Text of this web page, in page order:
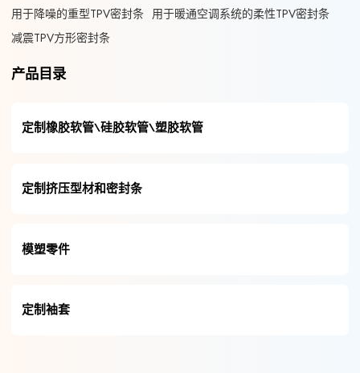
用于降噪的重型TPV密封条 用于暖通空调系统的柔性TPV密封条
减震TPV方形密封条
产品目录
定制橡胶软管\硅胶软管\塑胶软管
定制挤压型材和密封条
模塑零件
定制袖套